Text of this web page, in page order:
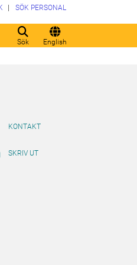
Sök English
SÖK PERSONAL
KONTAKT
SKRIV UT